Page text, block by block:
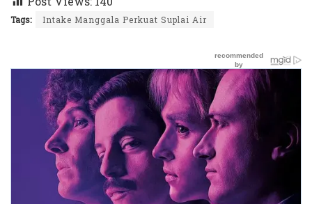
Tags: Intake Manggala Perkuat Suplai Air